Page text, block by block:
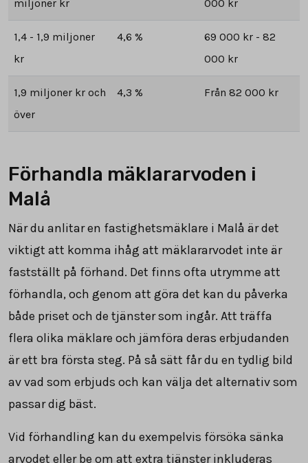
miljoner kr
000 kr
1,4 - 1,9 miljoner
kr
4,6 %
69 000 kr - 82
000 kr
1,9 miljoner kr och
över
4,3 % Från 82 000 kr
Förhandla mäklararvoden i
Malå
När du anlitar en fastighetsmäklare i Malå är det
viktigt att komma ihåg att mäklararvodet inte är
fastställt på förhand. Det finns ofta utrymme att
förhandla, och genom att göra det kan du påverka
både priset och de tjänster som ingår. Att träffa
flera olika mäklare och jämföra deras erbjudanden
är ett bra första steg. På så sätt får du en tydlig bild
av vad som erbjuds och kan välja det alternativ som
passar dig bäst.
Vid förhandling kan du exempelvis försöka sänka
arvodet eller be om att extra tjänster inkluderas